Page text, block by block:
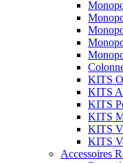
KITS
KITS
KITS
KITS
KITS
KITS
Accessoires